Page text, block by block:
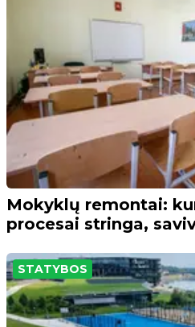
Mokyklų remontai:
procesai stringa,
STATYBOS